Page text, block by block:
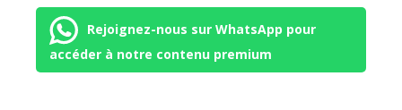
Rejoignez-nous sur WhatsApp pour
accéder à notre contenu premium